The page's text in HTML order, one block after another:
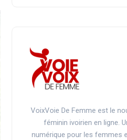
VoixVoie De Femme est le
féminin ivoirien en ligne.
numérique pour les femmes